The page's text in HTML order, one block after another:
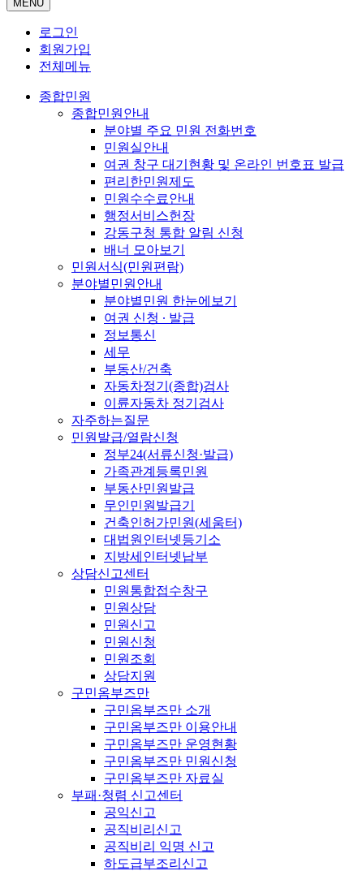
MENU
로그인
회원가입
전체메뉴
종합민원
종합민원안내
분야별 주요 민원 전화번호
민원실안내
여권 창구 대기현황 및 온라인 번호표 발급
편리한민원제도
민원수수료안내
행정서비스헌장
강동구청 통합 알림 신청
배너 모아보기
민원서식(민원편람)
분야별민원안내
분야별민원 한눈에보기
여권 신청 ∙ 발급
정보통신
세무
부동산/건축
자동차정기(종합)검사
이륜자동차 정기검사
자주하는질문
민원발급/열람신청
정부24(서류신청·발급)
가족관계등록민원
부동산민원발급
무인민원발급기
건축인허가민원(세움터)
대법원인터넷등기소
지방세인터넷납부
상담신고센터
민원통합접수창구
민원상담
민원신고
민원신청
민원조회
상담지원
구민옴부즈만
구민옴부즈만 소개
구민옴부즈만 이용안내
구민옴부즈만 운영현황
구민옴부즈만 민원신청
구민옴부즈만 자료실
부패·청렴 신고센터
공익신고
공직비리신고
공직비리 익명 신고
하도급부조리신고